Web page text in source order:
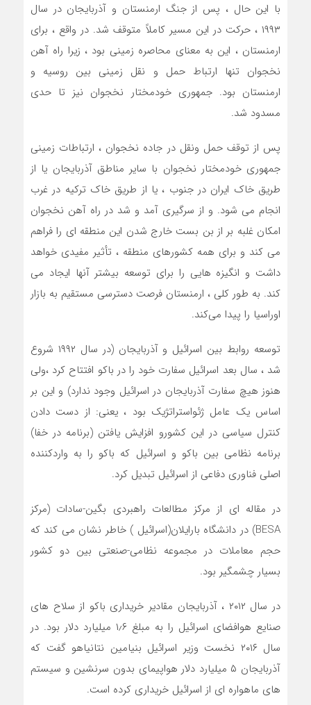
با این حال ، پس از جنگ ارمنستان و آذربایجان در سال
۱۹۹۳ ، حرکت در این مسیر کاملاً متوقف شد. در واقع ، برای
ارمنستان ، این به معنای محاصره زمینی بود ، زیرا راه آهن
نخجوان تنها ارتباط حمل و نقل زمینی بین روسیه و
ارمنستان بود. جمهوری خودمختار نخجوان نیز تا حدی
مسدود شد.
پس از توقف حمل ونقل در جاده نخجوان ، ارتباطات زمینی
جمهوری خودمختار نخجوان با سایر مناطق آذربایجان یا از
طریق خاک ایران در جنوب ، یا از طریق خاک ترکیه در غرب
انجام می شود. و از سرگیری آمد و شد در راه آهن نخجوان
امکان غلبه بر از بن بست خارج شدن این منطقه ای را فراهم
می کند و برای همه کشورهای منطقه ، تأثیر مفیدی خواهد
داشت و انگیزه هایی را برای توسعه بیشتر آنها ایجاد می
کند. به طور کلی ، ارمنستان فرصت دسترسی مستقیم به بازار
اوراسیا را پیدا می‌کند.
توسعه روابط بین اسرائیل و آذربایجان (در سال ۱۹۹۲ شروع
شد ، سال بعد اسرائیل سفارت خود را در باکو افتتاح کرد ،ولی
هنوز هیچ سفارت آذربایجان در اسرائیل وجود ندارد) و این بر
اساس یک عامل ژئواستراتژیک بود ، یعنی: از دست دادن
کنترل سیاسی در این کشورو افزایش یافتن (برنامه در خفا)
برنامه نظامی بین باکو و اسرائیل که باکو را به واردکننده
اصلی فناوری دفاعی از اسرائیل تبدیل کرد.
در مقاله ای از مرکز مطالعات راهبردی بگین-سادات (مرکز
BESA) در دانشگاه بارایلان(اسرائیل ) خاطر نشان می کند که
حجم معاملات در مجموعه نظامی-صنعتی بین دو کشور
بسیار چشمگیر بود.
در سال ۲۰۱۲ ، آذربایجان مقادیر خریداری باکو از سلاح های
صنایع هوافضای اسرائیل را به مبلغ ۱٫۶ میلیارد دلار بود. در
سال ۲۰۱۶ نخست وزیر اسرائیل بنیامین نتانیاهو گفت که
آذربایجان ۵ میلیارد دلار هواپیمای بدون سرنشین و سیستم
های ماهواره ای از اسرائیل خریداری کرده است.